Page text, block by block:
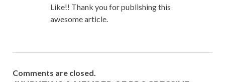
Like!! Thank you for publishing this
awesome article.
Comments are closed.